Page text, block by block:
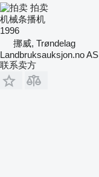
拍卖
机械条播机
1996
挪威, Trøndelag
Landbruksauksjon.no AS
联系卖方